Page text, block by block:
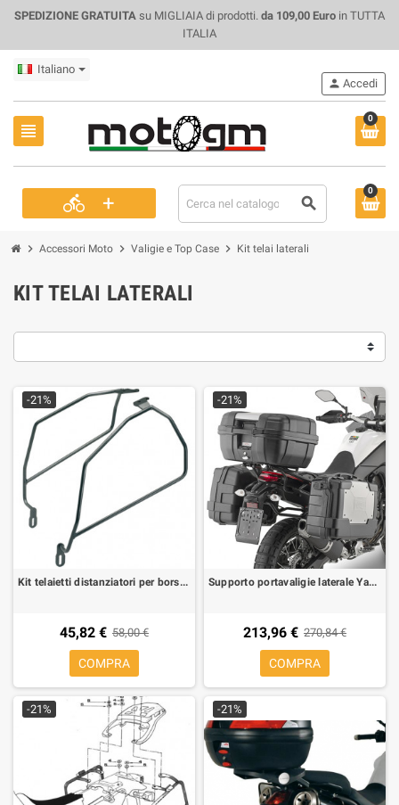
SPEDIZIONE GRATUITA su MIGLIAIA di prodotti. da 109,00 Euro in TUTTA
ITALIA
Italiano
view_headline
0
directions_bike + search
person Accedi
0
chevron_right Accessori Moto chevron_right Valigie e Top Case chevron_right Kit telai laterali
KIT TELAI LATERALI
-21%
Kit telaietti distanziatori per borse morbide laterali per Honda Transalp 650 00-07
45,82 € 58,00 €
COMPRA
-21%
Supporto portavaligie laterale Yamaha Tenere 700 19-23 KL ONE-FIt per valigie monokey
213,96 € 270,84 €
COMPRA
-21% -21%